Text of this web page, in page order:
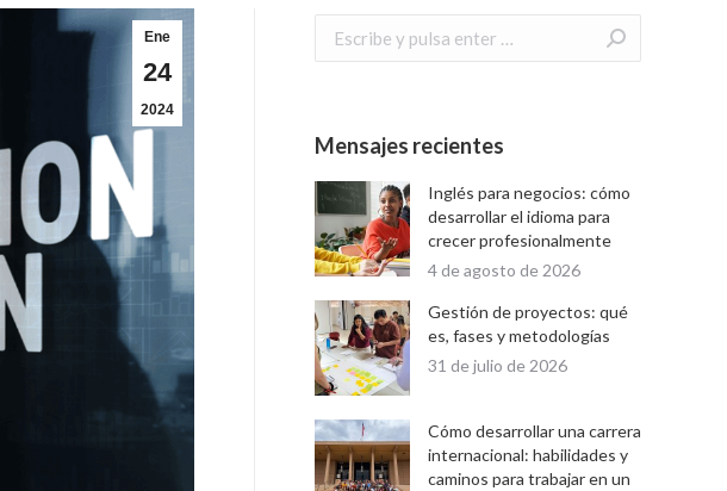
Ene
24
2024
Mensajes recientes
Inglés para negocios: cómo
desarrollar el idioma para
crecer profesionalmente
4 de agosto de 2026
Gestión de proyectos: qué
es, fases y metodologías
31 de julio de 2026
Cómo desarrollar una carrera
internacional: habilidades y
caminos para trabajar en un